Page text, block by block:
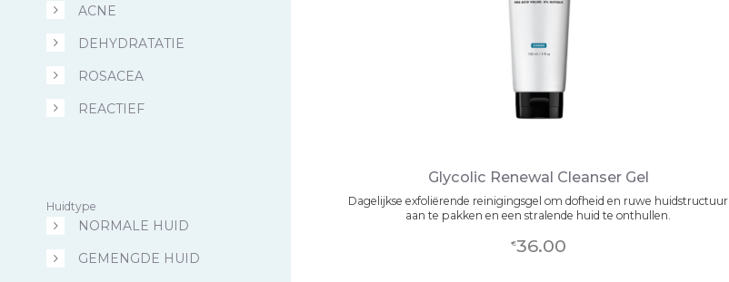
Glycolic Renewal Cleanser Gel
Dagelijkse exfoliërende reinigingsgel om dofheid en ruwe huidstructuur
aan te pakken en een stralende huid te onthullen.
€36.00
ACNE
DEHYDRATATIE
ROSACEA
REACTIEF
Huidtype
NORMALE HUID
GEMENGDE HUID